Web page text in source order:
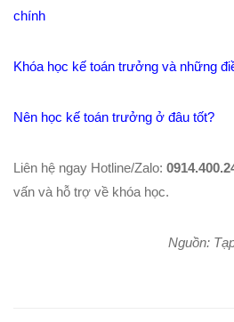
chính
Khóa học kế toán trưởng và những
Nên học kế toán trưởng ở đâu tốt?
Liên hệ ngay Hotline/Zalo:
vấn và hỗ trợ về khóa học.
Nguồn: